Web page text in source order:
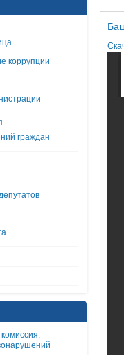
коррупции
граждан